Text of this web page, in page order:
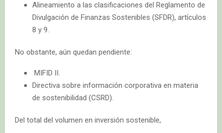
Alineamiento a las clasificaciones del Reglamento de
Divulgación de Finanzas Sostenibles (SFDR), artículos
8 y 9.
No obstante, aún quedan pendiente:
MIFID II.
Directiva sobre información corporativa en materia
de sostenibilidad (CSRD).
Del total del volumen en inversión sostenible,